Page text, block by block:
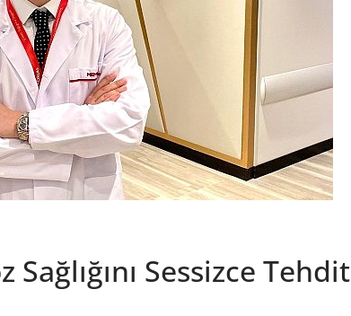
Sessizce Tehdit